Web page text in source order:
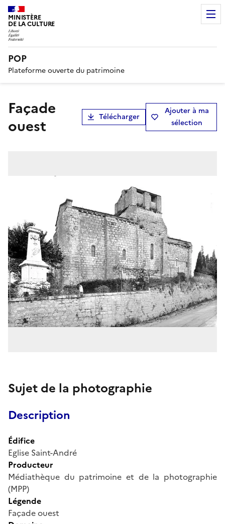
MINISTÈRE
DE LA CULTURE
POP
Plateforme ouverte du patrimoine
Façade
ouest
Télécharger
Ajouter à ma
sélection
Sujet de la photographie
Description
Édifice
Eglise Saint-André
Producteur
Médiathèque du patrimoine et de la photographie
(MPP)
Légende
Façade ouest